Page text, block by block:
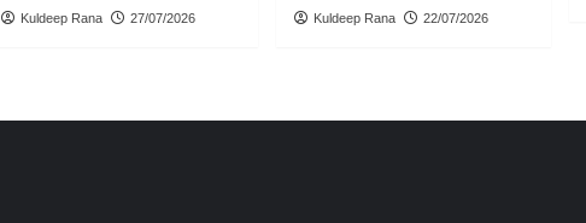
Kuldeep Rana 27/07/2026 Kuldeep Rana 22/07/2026